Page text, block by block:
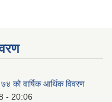
को वार्षिक आर्थिक विवरण
- 20:06